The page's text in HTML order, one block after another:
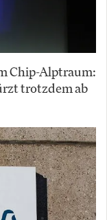
Chip-Alptraum:
trotzdem ab